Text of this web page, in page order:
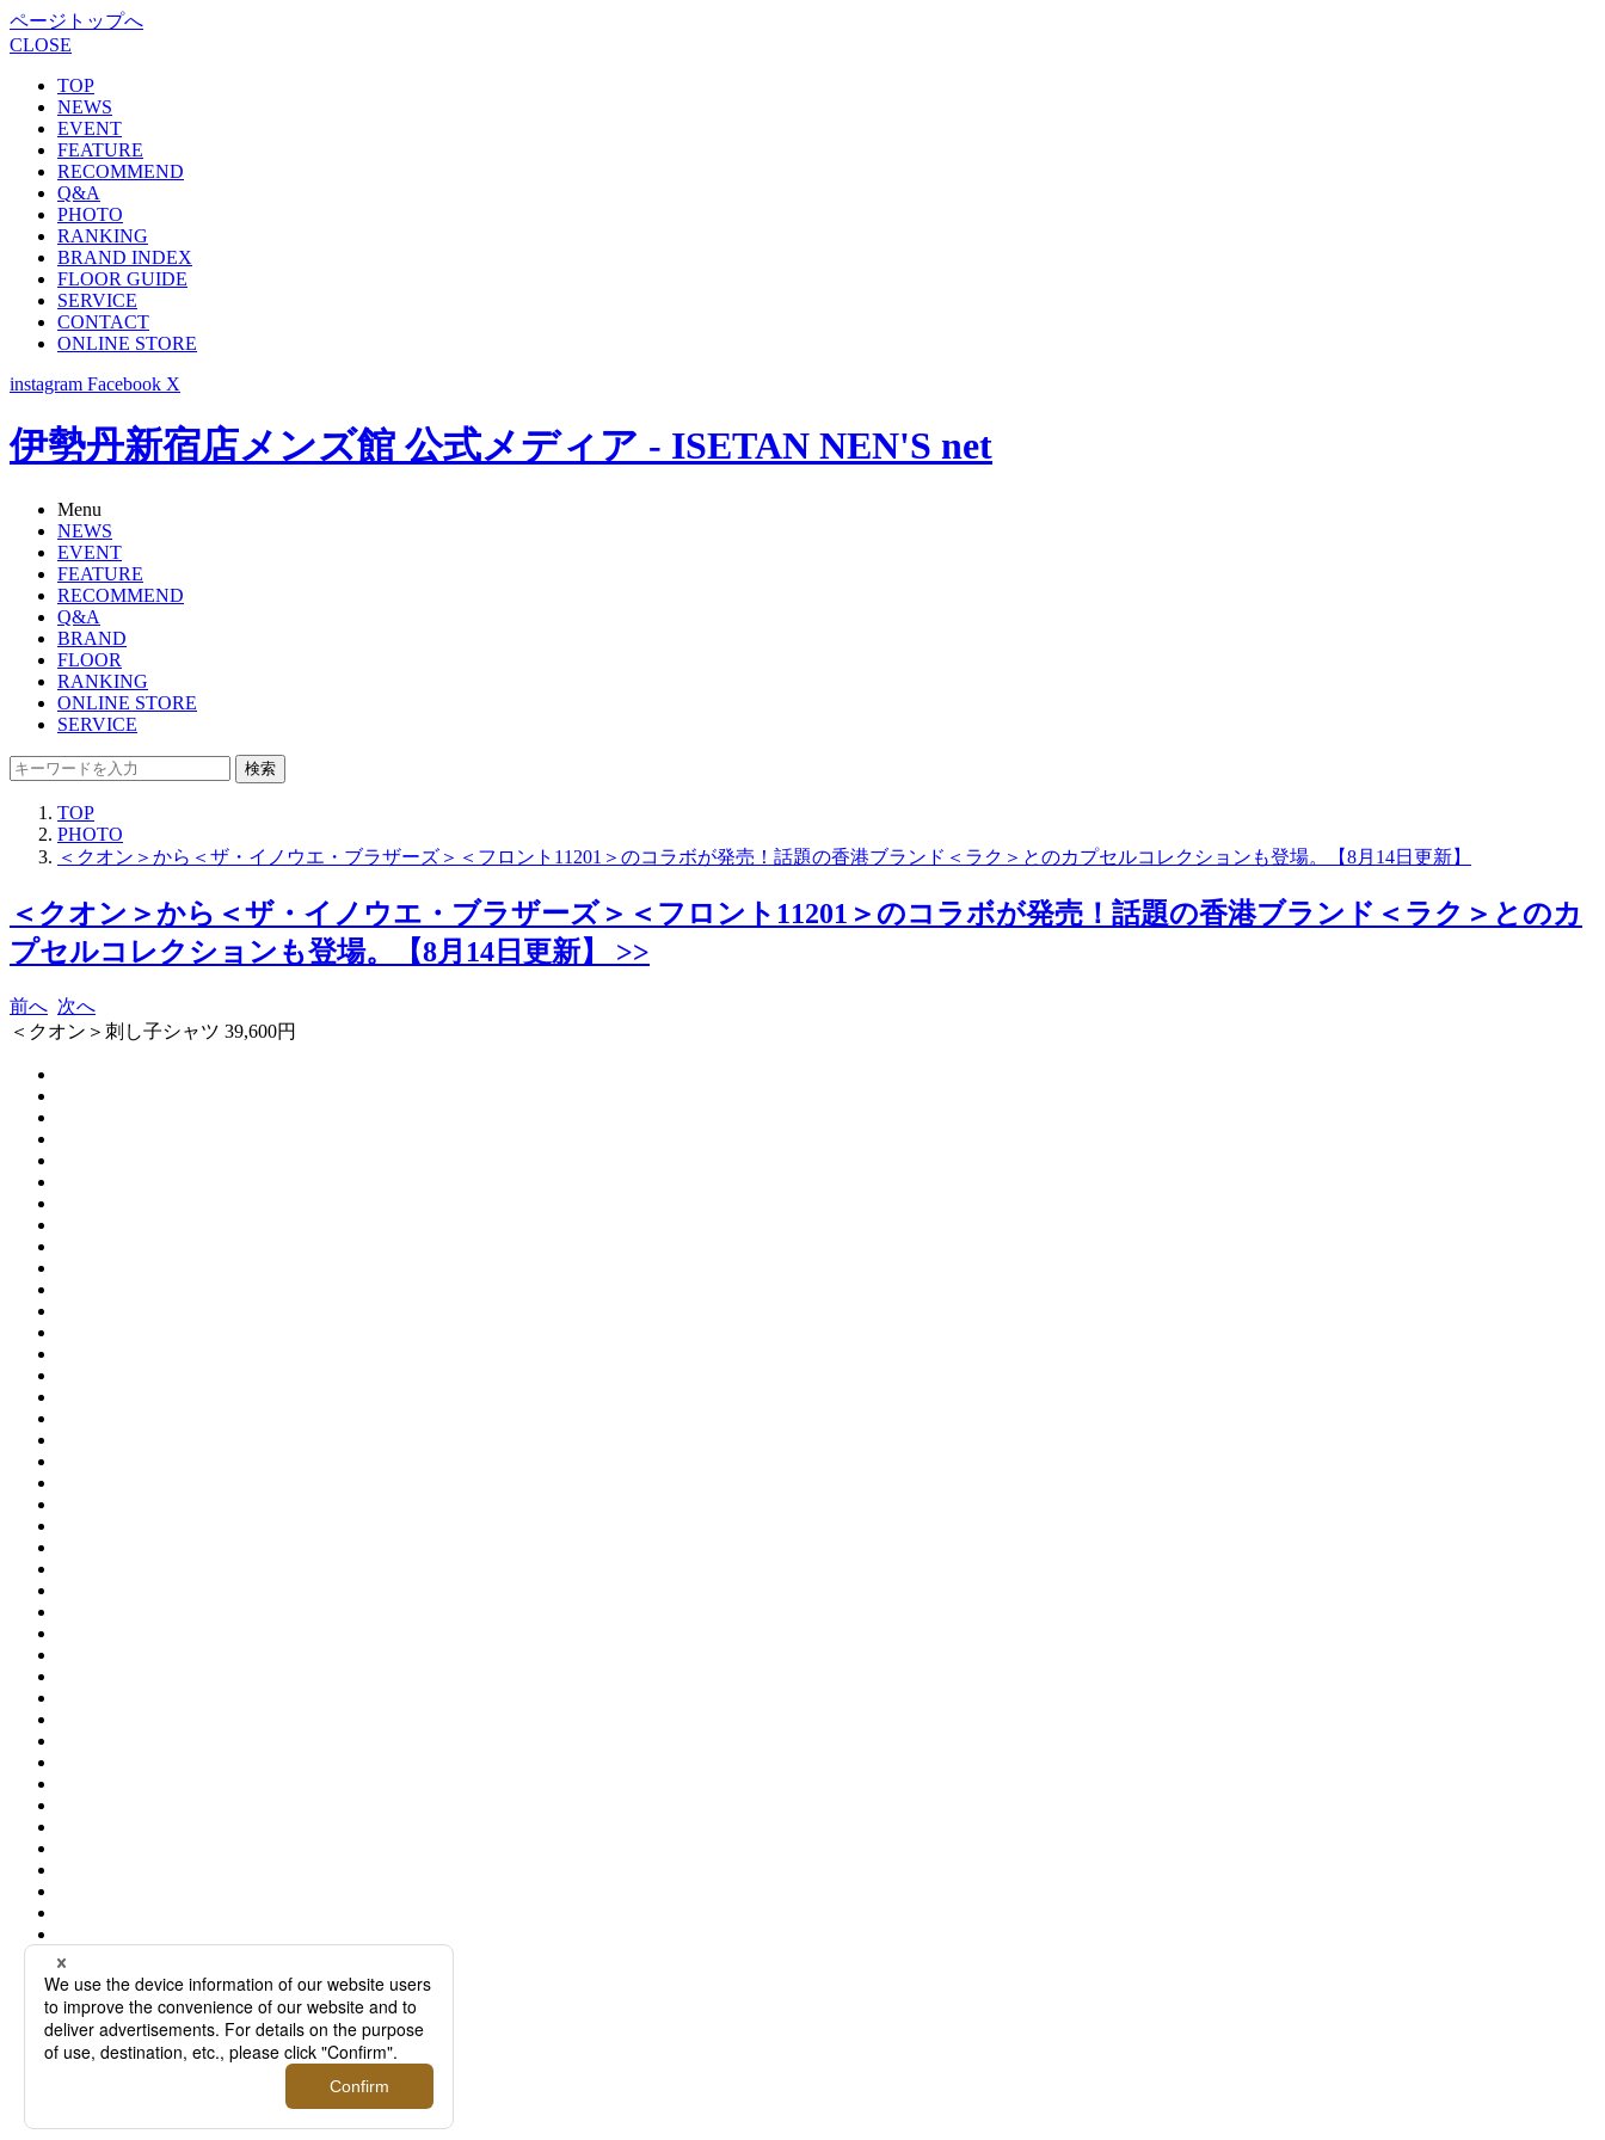
ページトップへ
CLOSE
TOP
NEWS
EVENT
FEATURE
RECOMMEND
Q&A
PHOTO
RANKING
BRAND INDEX
FLOOR GUIDE
SERVICE
CONTACT
ONLINE STORE
instagram Facebook X
伊勢丹新宿店メンズ館 公式メディア - ISETAN NEN'S net
Menu
NEWS
EVENT
FEATURE
RECOMMEND
Q&A
BRAND
FLOOR
RANKING
ONLINE STORE
SERVICE
検索
TOP
PHOTO
＜クオン＞から＜ザ・イノウエ・ブラザーズ＞＜フロント11201＞のコラボが発売！話題の香港ブランド＜ラク＞とのカプセルコレクションも登場。【8月14日更新】
＜クオン＞から＜ザ・イノウエ・ブラザーズ＞＜フロント11201＞のコラボが発売！話題の香港ブランド＜ラク＞とのカ
プセルコレクションも登場。【8月14日更新】 >>
前へ 次へ
＜クオン＞刺し子シャツ 39,600円